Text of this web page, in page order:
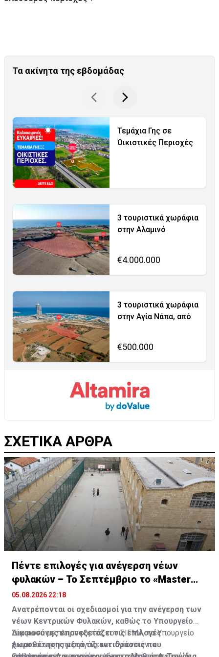
Τα ακίνητα της εβδομάδας
Τεμάχια Γης σε
Οικιστικές Περιοχές
3 τουριστικά χωράφια
στην Αλαμινό
€4.000.000
3 τουριστικά χωράφια
στην Αγία Νάπα, από
€500.000
ΣΧΕΤΙΚΑ ΑΡΘΡΑ
Πέντε επιλογές για ανέγερση νέων
φυλακών – Το Σεπτέμβριο το «Master
Plan»
05.08.2026 22:18
Ανατρέπονται οι σχεδιασμοί για την ανέγερση των
νέων Κεντρικών Φυλακών, καθώς το Υπουργείο
Δικαιοσύνης επανεξετάζει τις επιλογές
χωροθέτησης μετά τις αντιδράσεις που
Σύμφωνα με πληροφορίες του ΣΙΓΜΑ, το Υπουργείο
Δικαιοσύνης επεξεργάζεται πλέον πέντε